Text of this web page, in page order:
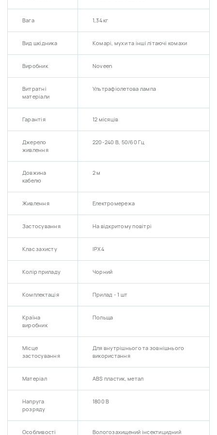
Вага 1,34 кг
Вид шкідника Комарі, мухи та інші літаючі комахи
Виробник Noveen
Витратні
матеріали
Ультрафіолетова лампа
Гарантія 12 місяців
Джерело
живлення
220-240 В, 50/60 Гц
Довжина
кабелю
2 м
Живлення Електромережа
Застосування На відкритому повітрі
Клас захисту IPX4
Колір приладу Чорний
Комплектація Прилад - 1 шт
Країна
виробник
Польща
Місце
застосування
Для внутрішнього та зовнішнього
використання
Матеріал ABS пластик, метал
Напруга
розряду
1800 В
Особливості Вологозахищений інсектицидний